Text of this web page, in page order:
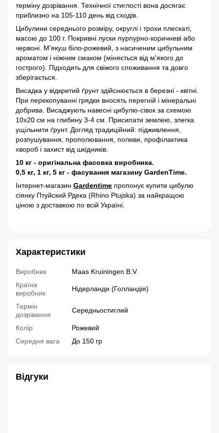
терміну дозрівання. Технічної стиглості вона досягає
приблизно на 105-110 день від сходів.
Цибулини середнього розміру, округлі і трохи плескаті,
масою до 100 г. Покривні луски пурпурно-коричневі або
червоні. М'якуш біло-рожевий, з насиченим цибульним
ароматом і ніжним смаком (міняється від м'якого до
гострого). Підходить для свіжого споживання та довго
зберігається.
Висадка у відкритий ґрунт здійснюється в березні - квітні.
При перекопуванні грядки вносять перегній і мінеральні
добрива. Висаджують навесні цибулю-сівок за схемою
10х20 см на глибину 3-4 см. Присипати землею, злегка
ущільнити ґрунт. Догляд традиційний: підживлення,
розпушування, прополювання, поливи, профілактика
хвороб і захист від шкідників.
10 кг - оригінальна фасовка виробника.
0,5 кг, 1 кг, 5 кг - фасування магазину GardenTime.
Інтернет-магазин Gardentime пропонує купити цибулю
сіянку Птуйский Рдека (Rhino Ptujska) за найкращою
ціною з доставкою по всій Україні.
Характеристики
Виробник
Maas Kruiningen B.V.
Країна
виробник
Нідерланди (Голландія)
Термін
дозрівання
Середньостиглий
Колір
Рожевий
Середня вага
До 150 гр
Відгуки